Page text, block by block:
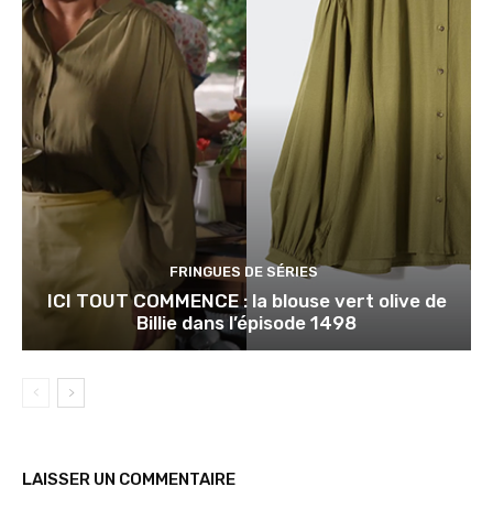
FRINGUES DE SÉRIES
ICI TOUT COMMENCE : la blouse vert olive de
Billie dans l’épisode 1498
LAISSER UN COMMENTAIRE